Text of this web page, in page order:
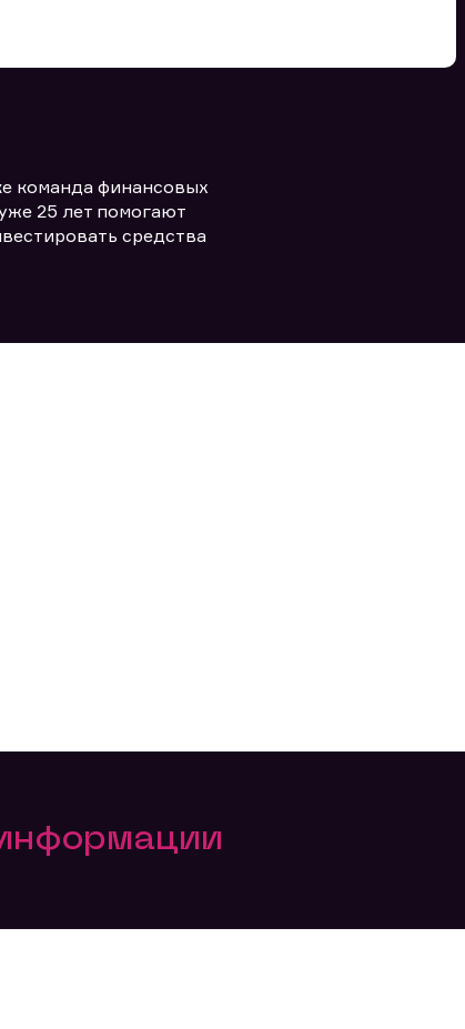
команда финансовых
25 лет помогают
средства
заявку